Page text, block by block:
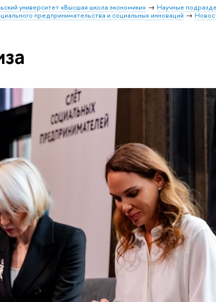
университет «Высшая школа экономики» Научные
предпринимательства и социальных инноваций